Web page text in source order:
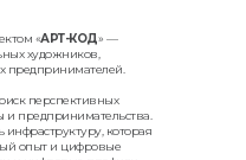
«АРТ-КОД» —
художников,
предпринимателей.
перспективных
и предпринимательства.
инфраструктуру, которая
опыт и цифровые